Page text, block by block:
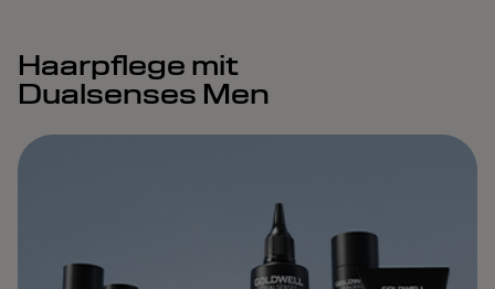
Haarpflege mit
Dualsenses Men